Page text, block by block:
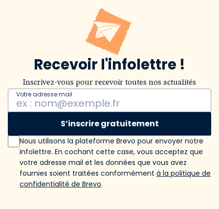
Recevoir l'infolettre !
Inscrivez-vous pour recevoir toutes nos actualités
Votre adresse mail
S’inscrire gratuitement
Nous utilisons la plateforme Brevo pour envoyer notre
infolettre. En cochant cette case, vous acceptez que
votre adresse mail et les données que vous avez
fournies soient traitées conformément à la politique de
confidentialité de Brevo.